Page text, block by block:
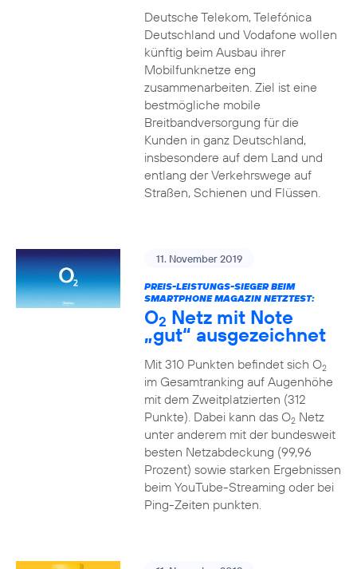
Deutsche Telekom, Telefónica
Deutschland und Vodafone wollen
künftig beim Ausbau ihrer
Mobilfunknetze eng
zusammenarbeiten. Ziel ist eine
bestmögliche mobile
Breitbandversorgung für die
Kunden in ganz Deutschland,
insbesondere auf dem Land und
entlang der Verkehrswege auf
Straßen, Schienen und Flüssen.
11. November 2019
PREIS-LEISTUNGS-SIEGER BEIM
SMARTPHONE MAGAZIN NETZTEST:
O2 Netz mit Note
„gut“ ausgezeichnet
Mit 310 Punkten befindet sich O2
im Gesamtranking auf Augenhöhe
mit dem Zweitplatzierten (312
Punkte). Dabei kann das O2Netz
unter anderem mit der bundesweit
besten Netzabdeckung (99,96
Prozent) sowie starken Ergebnissen
beim YouTube-Streaming oder bei
Ping-Zeiten punkten.